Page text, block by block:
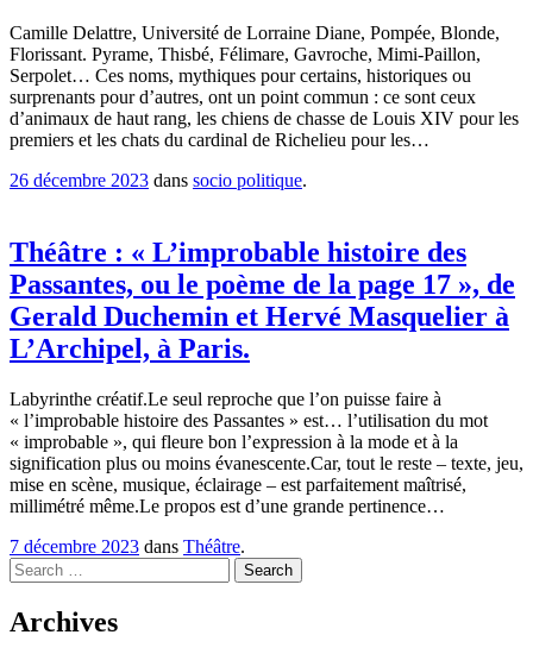
Camille Delattre, Université de Lorraine Diane, Pompée, Blonde,
Florissant. Pyrame, Thisbé, Félimare, Gavroche, Mimi-Paillon,
Serpolet… Ces noms, mythiques pour certains, historiques ou
surprenants pour d’autres, ont un point commun : ce sont ceux
d’animaux de haut rang, les chiens de chasse de Louis XIV pour les
premiers et les chats du cardinal de Richelieu pour les…
26 décembre 2023 dans socio politique.
Théâtre : « L’improbable histoire des
Passantes, ou le poème de la page 17 », de
Gerald Duchemin et Hervé Masquelier à
L’Archipel, à Paris.
Labyrinthe créatif.Le seul reproche que l’on puisse faire à
« l’improbable histoire des Passantes » est… l’utilisation du mot
« improbable », qui fleure bon l’expression à la mode et à la
signification plus ou moins évanescente.Car, tout le reste – texte, jeu,
mise en scène, musique, éclairage – est parfaitement maîtrisé,
millimétré même.Le propos est d’une grande pertinence…
7 décembre 2023 dans Théâtre.
Search
Archives